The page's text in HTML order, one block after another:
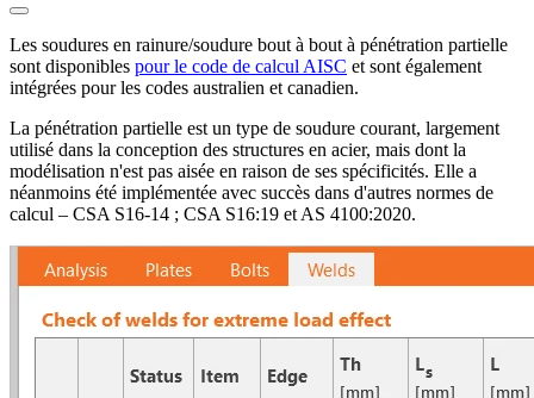
Les soudures en rainure/soudure bout à bout à pénétration partielle
sont disponibles pour le code de calcul AISC et sont également
intégrées pour les codes australien et canadien.
La pénétration partielle est un type de soudure courant, largement
utilisé dans la conception des structures en acier, mais dont la
modélisation n'est pas aisée en raison de ses spécificités. Elle a
néanmoins été implémentée avec succès dans d'autres normes de
calcul – CSA S16-14 ; CSA S16:19 et AS 4100:2020.